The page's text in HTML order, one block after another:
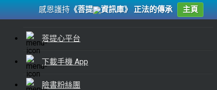
菩提心平台
下載手機 App
臉書粉絲團
感恩護持 《菩提 資訊庫》 正法的傳承 主頁